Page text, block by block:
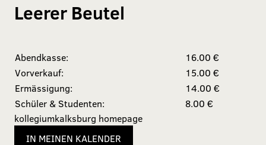
Leerer Beutel
Abendkasse:
16.00 €
Vorverkauf:
15.00 €
Ermässigung:
14.00 €
Schüler & Studenten:
8.00 €
kollegiumkalksburg homepage
IN MEINEN KALENDER